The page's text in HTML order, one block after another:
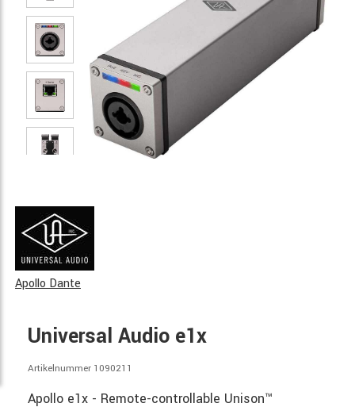
Apollo Dante
Universal Audio e1x
Artikelnummer 1090211
Apollo e1x - Remote-controllable Unison™